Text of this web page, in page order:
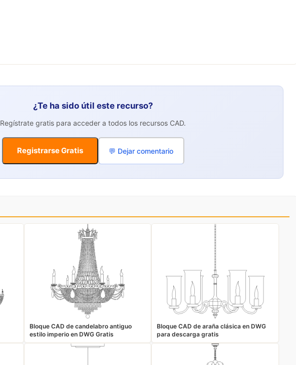
¿Te ha sido útil este recurso?
Regístrate gratis para acceder a todos los recursos CAD.
Registrarse Gratis 💬 Dejar comentario
Bloque CAD de candelabro antiguo
estilo imperio en DWG Gratis
Bloque CAD de araña clásica en DWG
para descarga gratis